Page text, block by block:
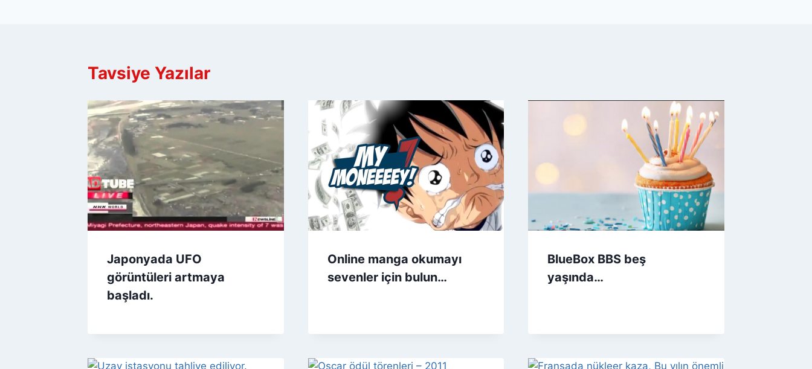
Tavsiye Yazılar
Japonyada UFO
görüntüleri artmaya
başladı.
Online manga okumayı
sevenler için bulun…
BlueBox BBS beş
yaşında…